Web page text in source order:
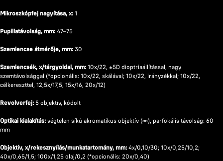
Mikroszkópfej nagyítása, x: 1
Pupillatávolság, mm: 47–75
Szemlencse átmérője, mm: 30
Szemlencsék, x/tárgyoldal, mm: 10x/22, ±5D dioptriaállítással, nagy
szemtávolsággal (*opcionális: 10x/22, skálával; 10x/22, irányzékkal; 10x/22,
célkereszttel, 12,5x/17,5, 15x/16, 20x/12)
Revolverfej: 5 objektív, kódolt
Optikai kialakítás: végtelen síkú akromatikus objektív (∞), parfokális távolság: 60
mm
Objektív, x/rekesznyílás/munkatartomány, mm: 4x/0,10/30; 10x/0,25/10,2;
40x/0,65/1,5; 100x/1,25 olaj/0,2 (*opcionális: 20x/0,40)